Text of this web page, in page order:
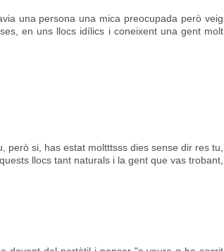
una persona una mica preocupada però veig
en uns llocs idílics i coneixent una gent molt
però si, has estat moltttsss dies sense dir res tu,
llocs tant naturals i la gent que vas trobant,